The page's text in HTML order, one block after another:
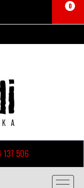
0
137 506